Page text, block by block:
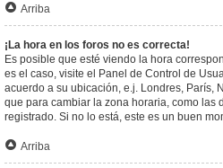
Arriba
¡La hora en los foros no es correcta!
Es posible que esté viendo la hora
es el caso, visite el Panel de Control de
acuerdo a su ubicación, e.j. Londres, París,
que para cambiar la zona horaria, como las
registrado. Si no lo está, este es un buen
Arriba